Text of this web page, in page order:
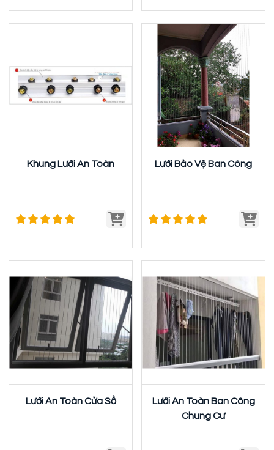
Khung Lưới An Toàn Lưới Bảo Vệ Ban Công
Lưới An Toàn Cửa Sổ
Lưới An Toàn Ban Công
Chung Cư